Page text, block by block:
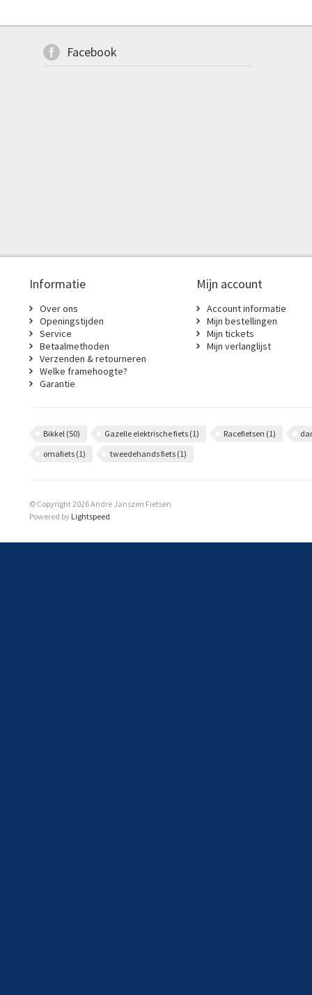
Facebook
Informatie
Over ons
Openingstijden
Service
Betaalmethoden
Verzenden & retourneren
Welke framehoogte?
Garantie
Mijn account
Account informatie
Mijn bestellingen
Mijn tickets
Mijn verlanglijst
Bikkel (50) Gazelle elektrische fiets (1) Racefietsen (1)
omafiets (1) tweedehands fiets (1)
© Copyright 2026 Andre Janszen Fietsen
Powered by Lightspeed